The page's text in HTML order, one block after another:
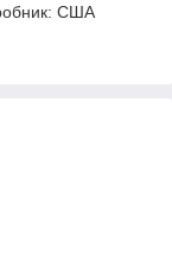
США